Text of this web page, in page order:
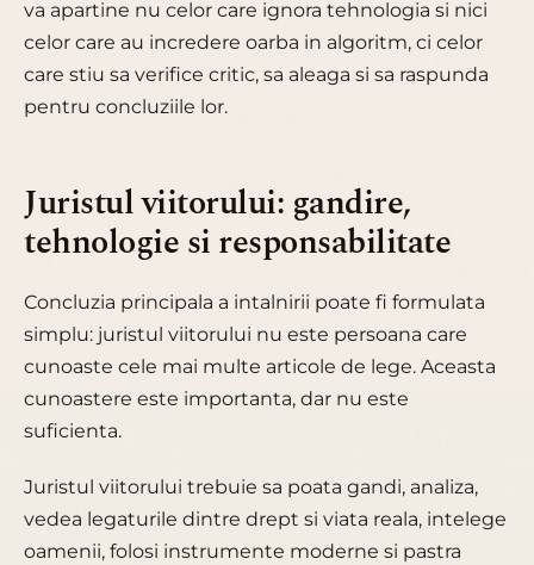
va apartine nu celor care ignora tehnologia si nici
celor care au incredere oarba in algoritm, ci celor
care stiu sa verifice critic, sa aleaga si sa raspunda
pentru concluziile lor.
Juristul viitorului: gandire,
tehnologie si responsabilitate
Concluzia principala a intalnirii poate fi formulata
simplu: juristul viitorului nu este persoana care
cunoaste cele mai multe articole de lege. Aceasta
cunoastere este importanta, dar nu este
suficienta.
Juristul viitorului trebuie sa poata gandi, analiza,
vedea legaturile dintre drept si viata reala, intelege
oamenii, folosi instrumente moderne si pastra